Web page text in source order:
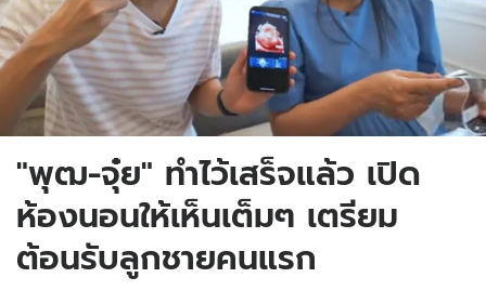
"พุฒ-จุ๋ย" ทำไว้เสร็จแล้ว เปิด
ห้องนอนให้เห็นเต็มๆ เตรียม
ต้อนรับลูกชายคนแรก